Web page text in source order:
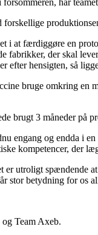
har
forskellige
i at færdiggøre en
fabrikker, der skal
efter hensigten, så
bruge omkring
brugt 3 måneder på
engang og endda i
kompetencer, der
er utroligt spændende
stor betydning for os
Team Axeb.